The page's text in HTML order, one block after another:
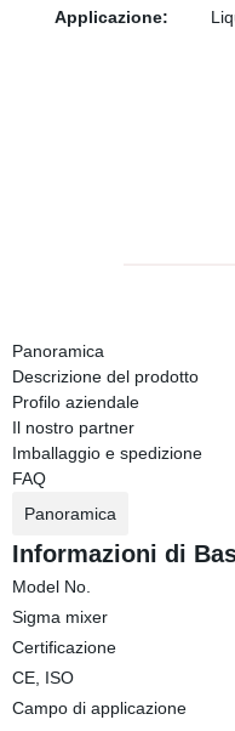
Applicazione:
Panoramica
Descrizione del prodotto
Profilo aziendale
Il nostro partner
Imballaggio e spedizione
FAQ
Panoramica
Informazioni di
Model No.
Sigma mixer
Certificazione
CE, ISO
Campo di applicazione